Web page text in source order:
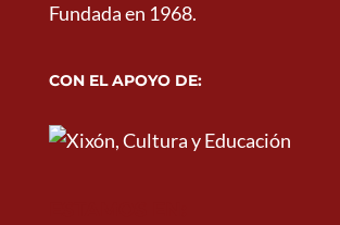
Fundada en 1968.
CON EL APOYO DE: